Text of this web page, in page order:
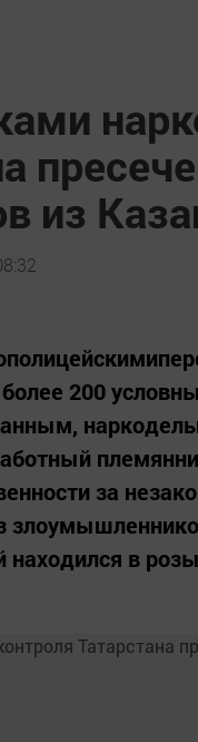
из
200
за
находился в